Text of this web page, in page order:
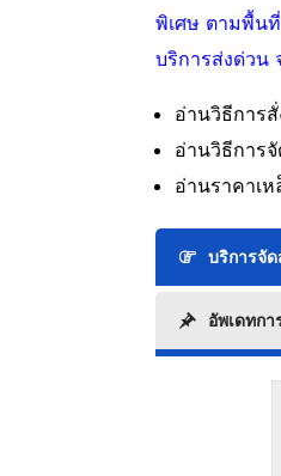
พิเศษ ตามพื้น
บริการส่งด่วน
อ่านวิธีการ
อ่านวิธีการ
อ่านราคาเ
บริการจั
อัพเดทกา